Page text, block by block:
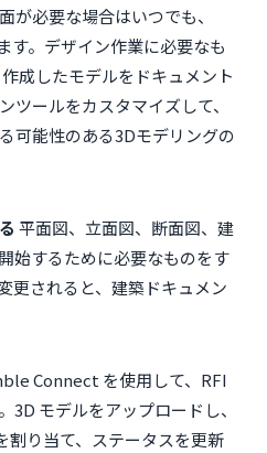
が必要な場合はいつでも、
。デザイン作業に必要なも
成したモデルをドキュメント
ツールをカスタマイズして、
可能性のある3Dモデリングの
平面図、立面図、断面図、建
始するために必要なものをす
更されると、建築ドキュメン
Connect を使用して、RFI
3D モデルをアップロードし、
割り当て、ステータスを更新